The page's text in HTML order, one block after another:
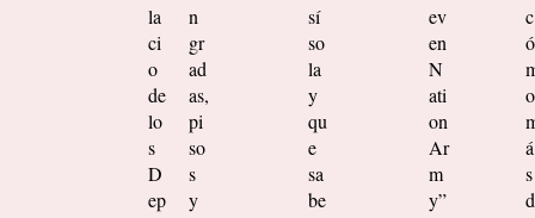
la
ci
o
de
lo
s
D
ep
n
gr
ad
as,
pi
so
s
y
sí
so
la
y
qu
e
sa
be
ev
en
N
ati
on
Ar
m
y”
c
ó
o
á
s
d